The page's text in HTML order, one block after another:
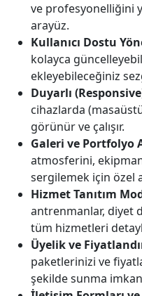
ve profesyonelliğini
arayüz.
Kullanıcı Dostu
kolayca
ekleyebileceğiniz
Duyarlı
cihazlarda
görünür ve çalışır.
Galeri ve Portfolyo
atmosferini,
sergilemek için özel
Hizmet Tanıtım
antrenmanlar, diyet
tüm hizmetleri
Üyelik ve
paketlerinizi ve
şekilde sunma